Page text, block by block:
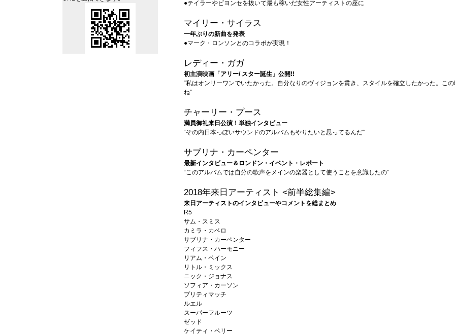
●テイラーやビヨンセを抜いて最も稼いだ女性アーティストの座に
マイリー・サイラス
一年ぶりの新曲を発表
●マーク・ロンソンとのコラボが実現！
レディー・ガガ
初主演映画「アリー/ スター誕生」公開!!
“私はオンリーワンでいたかった。自分なりのヴィジョンを貫き、スタイルを確立したかった。こ
ね”
チャーリー・プース
満員御礼来日公演！単独インタビュー
“その内日本っぽいサウンドのアルバムもやりたいと思ってるんだ”
サブリナ・カーペンター
最新インタビュー＆ロンドン・イベント・レポート
“このアルバムでは自分の歌声をメインの楽器として使うことを意識したの”
2018年来日アーティスト <前半総集編>
来日アーティストのインタビューやコメントを総まとめ
R5
サム・スミス
カミラ・カベロ
サブリナ・カーペンター
フィフス・ハーモニー
リアム・ペイン
リトル・ミックス
ニック・ジョナス
ソフィア・カーソン
プリティマッチ
ルエル
スーパーフルーツ
ゼッド
ケイティ・ペリー